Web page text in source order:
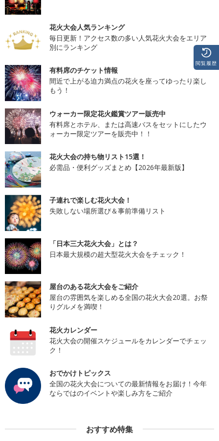
花火大会人気ランキング
毎日更新！アクセス数の多い人気花火大会をエリア
別にランキング
有料席のチケット情報
間近で上がる迫力満点の花火を座ってゆったり楽し
もう！
ウォーカー限定花火鑑賞ツアー販売中
有料席とホテル、または高速バスをセットにしたウ
ォーカー限定ツアーを販売中！！
花火大会の持ち物リスト15選！
必需品・便利グッズまとめ【2026年最新版】
子連れで楽しむ花火大会！
失敗しない場所選び＆事前準備リスト
「日本三大花火大会」とは？
日本最大規模の超大型花火大会をチェック！
屋台のある花火大会をご紹介
屋台の雰囲気を楽しめる全国の花火大会20選。お祭
りグルメを満喫！
花火カレンダー
花火大会の開催スケジュールをカレンダーでチェッ
ク！
おでかけトピックス
全国の花火大会についての最新情報をお届け！今年
ならではのイベントや楽しみ方をご紹介
おすすめ特集
閲覧履歴